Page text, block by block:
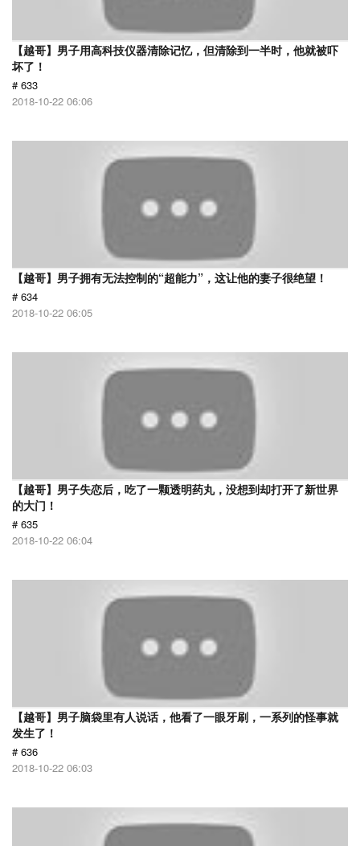
【越哥】男子用高科技仪器清除记忆，但清除到一半时，他就被吓
坏了！
# 633
2018-10-22 06:06
【越哥】男子拥有无法控制的“超能力”，这让他的妻子很绝望！
# 634
2018-10-22 06:05
【越哥】男子失恋后，吃了一颗透明药丸，没想到却打开了新世界
的大门！
# 635
2018-10-22 06:04
【越哥】男子脑袋里有人说话，他看了一眼牙刷，一系列的怪事就
发生了！
# 636
2018-10-22 06:03